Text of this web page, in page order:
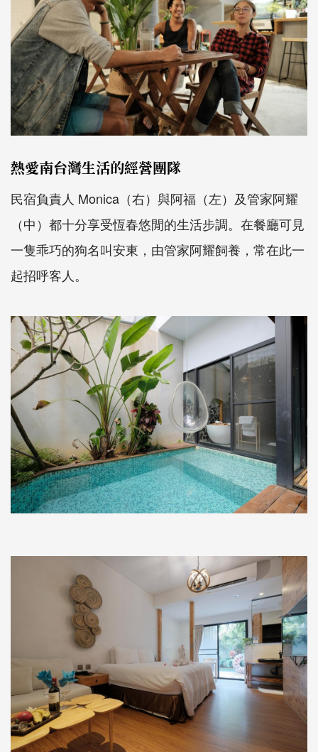
熱愛南台灣生活的經營團隊
民宿負責人 Monica（右）與阿福（左）及管家阿耀
（中）都十分享受恆春悠閒的生活步調。在餐廳可見
一隻乖巧的狗名叫安東，由管家阿耀飼養，常在此一
起招呼客人。